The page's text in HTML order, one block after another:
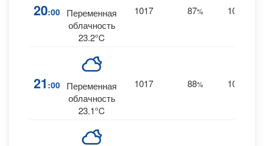
20:00
Переменная
облачность
23.2°C
1017 87% 10
21 :00
Переменная
облачность
23.1°C
1017 88% 10